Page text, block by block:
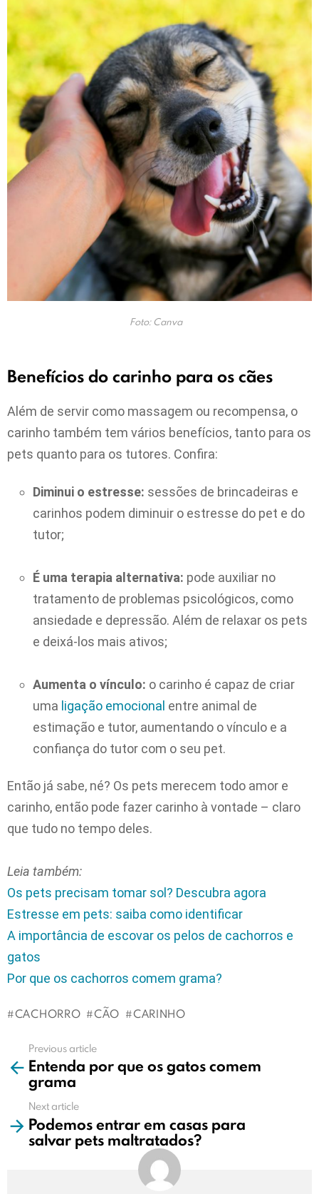
Foto: Canva
Benefícios do carinho para os cães
Além de servir como massagem ou recompensa, o
carinho também tem vários benefícios, tanto para os
pets quanto para os tutores. Confira:
Diminui o estresse: sessões de brincadeiras e
carinhos podem diminuir o estresse do pet e do
tutor;
É uma terapia alternativa: pode auxiliar no
tratamento de problemas psicológicos, como
ansiedade e depressão. Além de relaxar os pets
e deixá-los mais ativos;
Aumenta o vínculo: o carinho é capaz de criar
uma ligação emocional entre animal de
estimação e tutor, aumentando o vínculo e a
confiança do tutor com o seu pet.
Então já sabe, né? Os pets merecem todo amor e
carinho, então pode fazer carinho à vontade – claro
que tudo no tempo deles.
Leia também:
Os pets precisam tomar sol? Descubra agora
Estresse em pets: saiba como identificar
A importância de escovar os pelos de cachorros e
gatos
Por que os cachorros comem grama?
CACHORRO CÃO CARINHO
more
Previous article
Entenda por que os gatos comem
grama
Next article
Podemos entrar em casas para
salvar pets maltratados?